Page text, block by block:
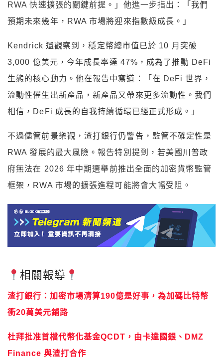
RWA 快速擴張的關鍵前提。」他進一步指出：「我們
預期未來幾年，RWA 市場將迎來指數級成長。」
Kendrick 還觀察到，穩定幣總市值已於 10 月突破
3,000 億美元，今年成長率達 47%，成為了推動 DeFi
生態的核心動力。他在報告中寫道：「在 DeFi 世界，
流動性催生出新產品，新產品又帶來更多流動性。我們
相信，DeFi 成長的自我持續循環已經正式形成。」
不過儘管前景樂觀，渣打銀行仍警告，監管不確定性是
RWA 發展的最大風險。報告特別提到，若美國川普政
府無法在 2026 年中期選舉前推出全面的加密貨幣監管
框架，RWA 市場的擴張進程可能將會大幅受阻。
相關報導
渣打銀行：加密市場清算190億是好事，為加碼比特幣
衝20萬美元鋪路
杜拜批准首檔代幣化基金QCDT，由卡達國銀、DMZ
Finance 與渣打合作